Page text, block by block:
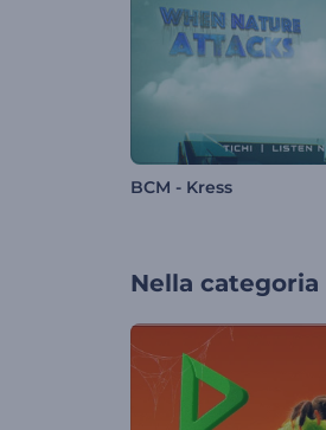
BCM - Kress
Nella categoria